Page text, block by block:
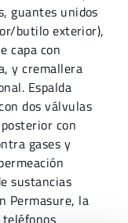
guantes unidos
butilo exterior),
capa con
y cremallera
Espalda
dos válvulas
con
gases y
sustancias
Permasure, la